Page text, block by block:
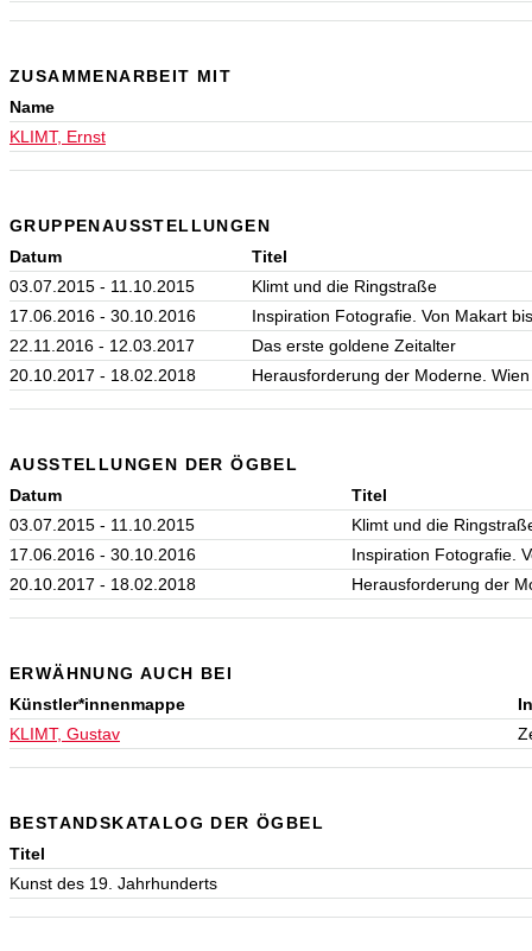
ZUSAMMENARBEIT MIT
Name
KLIMT, Ernst
GRUPPENAUSSTELLUNGEN
Datum
Titel
03.07.2015 - 11.10.2015
Klimt und die Ringstraße
17.06.2016 - 30.10.2016
Inspiration Fotografie. Von Makart
22.11.2016 - 12.03.2017
Das erste goldene Zeitalter
20.10.2017 - 18.02.2018
Herausforderung der Moderne.
AUSSTELLUNGEN DER ÖGBEL
Datum
Titel
03.07.2015 - 11.10.2015
Klimt und die
17.06.2016 - 30.10.2016
Inspiration Fotografie.
20.10.2017 - 18.02.2018
Herausforderung der
ERWÄHNUNG AUCH BEI
Künstler*innenmappe
KLIMT, Gustav
BESTANDSKATALOG DER ÖGBEL
Titel
Kunst des 19. Jahrhunderts